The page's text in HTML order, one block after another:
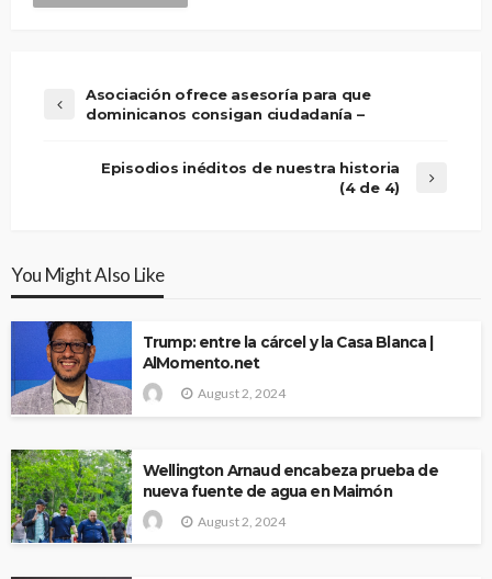
Asociación ofrece asesoría para que
dominicanos consigan ciudadanía –
Episodios inéditos de nuestra historia
(4 de 4)
You Might Also Like
Trump: entre la cárcel y la Casa Blanca |
AlMomento.net
August 2, 2024
Wellington Arnaud encabeza prueba de
nueva fuente de agua en Maimón
August 2, 2024